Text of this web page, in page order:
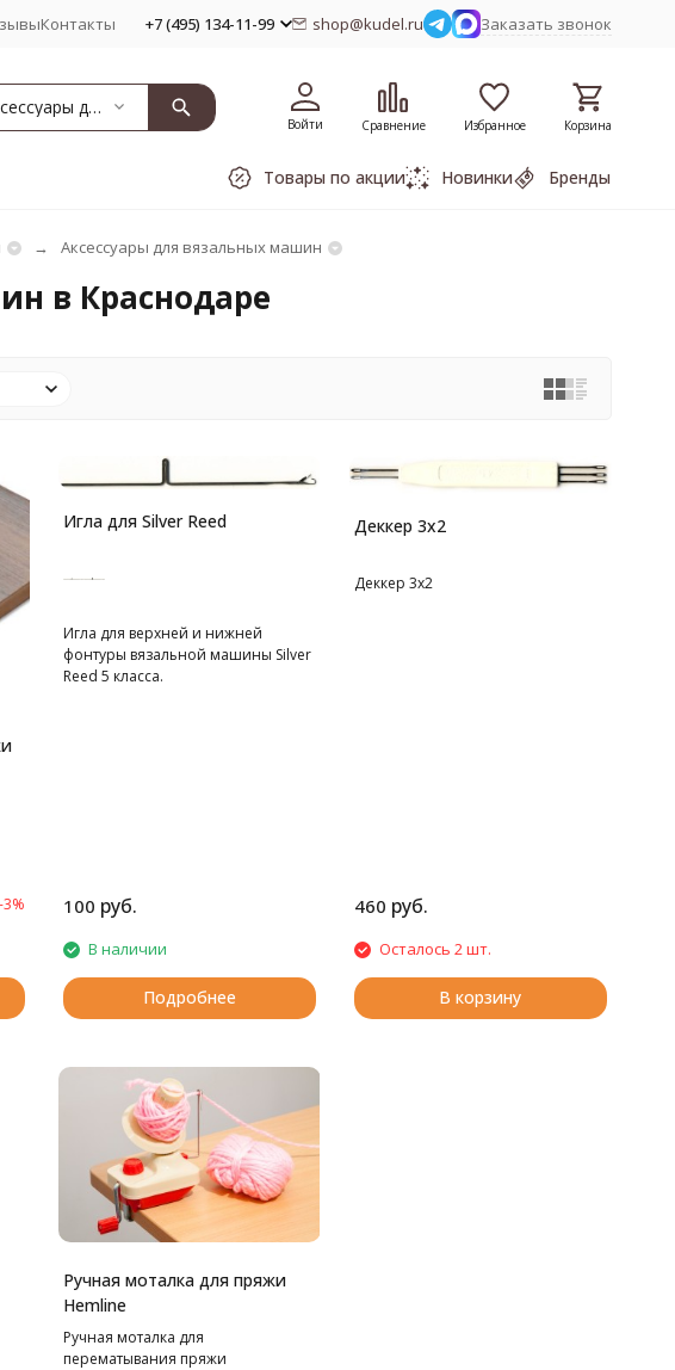
Контакты +7 (495) 134-11-99 shop@kudel.ru Заказать звонок
Аксессуары для вязальных машин
Войти Сравнение Избранное Корзина
Товары по акции Новинки Бренды
Аксессуары для вязальных машин
в Краснодаре
-3%
Игла для Silver Reed
Игла для верхней и нижней
фонтуры вязальной машины Silver
Reed 5 класса.
100 руб.
В наличии
Подробнее
Деккер 3х2
Деккер 3х2
460 руб.
Осталось 2 шт.
В корзину
Ручная моталка для пряжи
Hemline
Ручная моталка для
перематывания пряжи